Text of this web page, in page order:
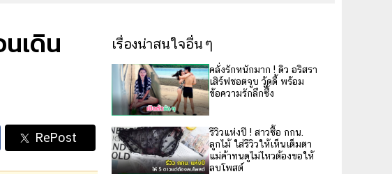
เดิน
เรื่องน่าสนใจอื่นๆ
คลั่งรักหนักมาก ! ดิว อริสรา
เสิร์ฟชอตจูบ วู้ดดี้ พร้อม
ข้อความรักลึกซึ้ง
รีวิวแห่งปี ! สาวซื้อ กกน.
ลูกไม้ ใส่รีวิวให้เห็นเต็มตา
แม่ค้าทนดูไม่ไหวต้องขอให้
ลบโพสต์